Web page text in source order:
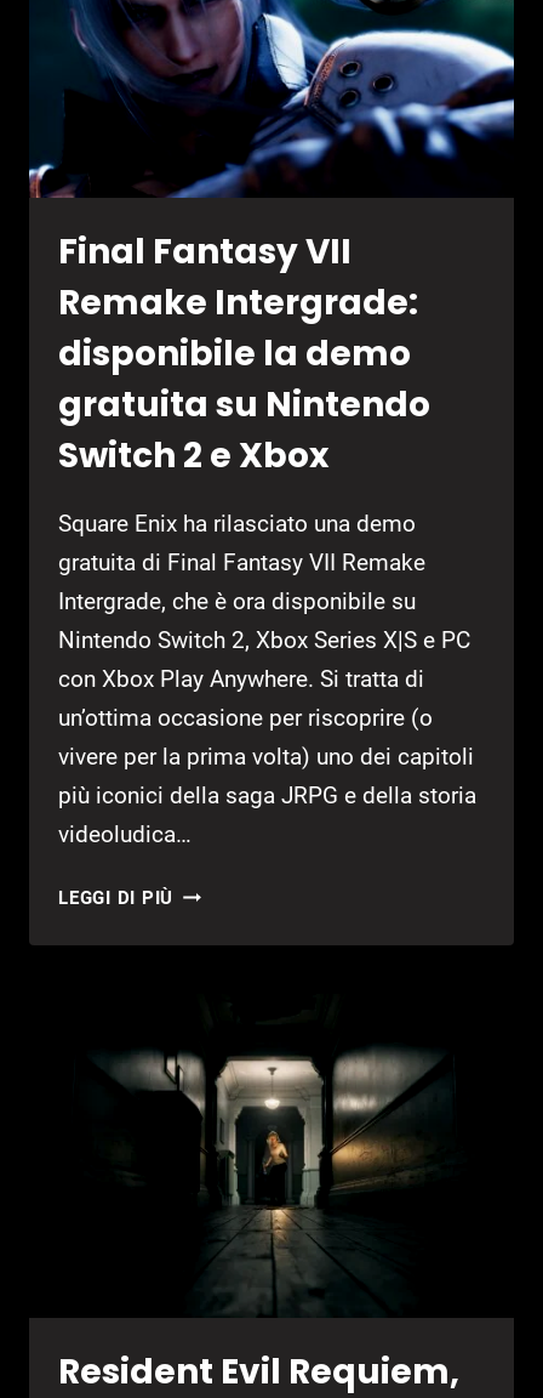
Final Fantasy VII
Remake Intergrade:
disponibile la demo
gratuita su Nintendo
Switch 2 e Xbox
Square Enix ha rilasciato una demo
gratuita di Final Fantasy VII Remake
Intergrade, che è ora disponibile su
Nintendo Switch 2, Xbox Series X|S e PC
con Xbox Play Anywhere. Si tratta di
un’ottima occasione per riscoprire (o
vivere per la prima volta) uno dei capitoli
più iconici della saga JRPG e della storia
videoludica…
LEGGI DI PIÙ FINAL
LA
DEMO
GRATUITA
NINTENDO
SWITCH
XBOX
Resident Evil Requiem,